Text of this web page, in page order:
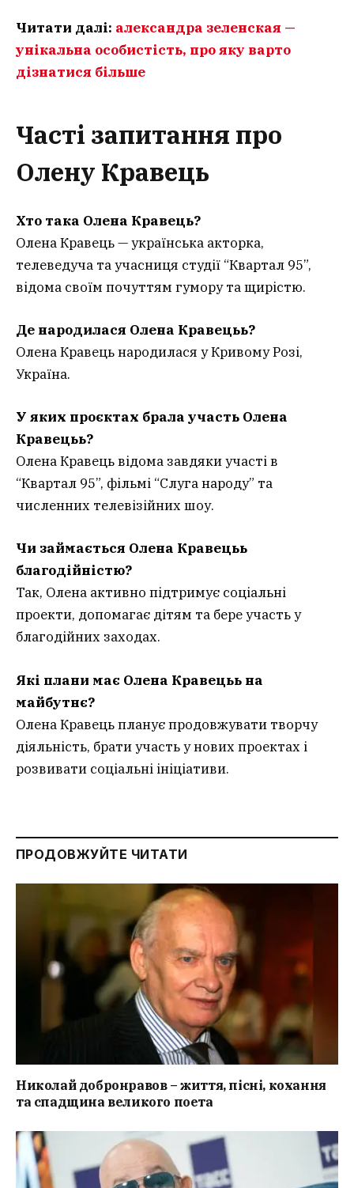
Читати далі: александра зеленская —
унікальна особистість, про яку варто
дізнатися більше
Часті запитання про
Олену Кравець
Хто така Олена Кравець?
Олена Кравець — українська акторка,
телеведуча та учасниця студії “Квартал 95”,
відома своїм почуттям гумору та щирістю.
Де народилася Олена Кравецьь?
Олена Кравець народилася у Кривому Розі,
Україна.
У яких проєктах брала участь Олена
Кравецьь?
Олена Кравець відома завдяки участі в
“Квартал 95”, фільмі “Слуга народу” та
численних телевізійних шоу.
Чи займається Олена Кравецьь
благодійністю?
Так, Олена активно підтримує соціальні
проекти, допомагає дітям та бере участь у
благодійних заходах.
Які плани має Олена Кравецьь на
майбутнє?
Олена Кравець планує продовжувати творчу
діяльність, брати участь у нових проектах і
розвивати соціальні ініціативи.
ПРОДОВЖУЙТЕ ЧИТАТИ
Николай добронравов – життя, пісні, кохання
та спадщина великого поета